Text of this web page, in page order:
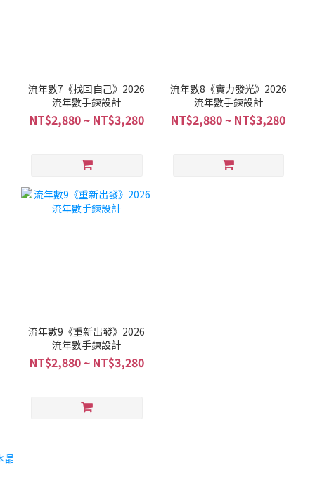
流年數7《找回自己》2026
流年數手鍊設計
NT$2,880 ~ NT$3,280
流年數8《實力發光》2026
流年數手鍊設計
NT$2,880 ~ NT$3,280
流年數9《重新出發》2026
流年數手鍊設計
NT$2,880 ~ NT$3,280